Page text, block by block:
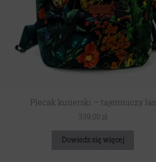
Plecak kurierski – tajemniczy las
339,00 zł
Dowiedz się więcej